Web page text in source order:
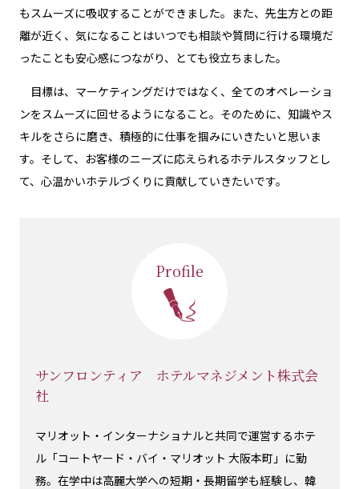
もスムーズに吸収することができました。また、先生方との距
離が近く、気になることはいつでも相談や質問に行ける環境だ
ったことも安心感につながり、とても役立ちました。
目標は、マーケティングだけではなく、全てのオペレーショ
ンをスムーズに回せるようになること。そのために、知識やス
キルをさらに磨き、積極的に仕事を掴みにいきたいと思いま
す。そして、お客様のニーズに応えられるホテルスタッフとし
て、心温かいホテルづくりに貢献していきたいです。
Profile
サンフロンティア ホテルマネジメント株式会
社
マリオット・インターナショナルと共同で運営するホテ
ル「コートヤード・バイ・マリオット 大阪本町」に勤
務。在学中は高麗大学への短期・長期留学も経験し、韓